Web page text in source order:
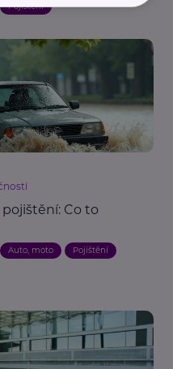
Pojištění
Co to
Auto, moto Pojištění